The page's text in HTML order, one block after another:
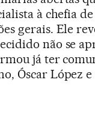
à chefia
gerais. Ele
não se
já ter
Óscar López